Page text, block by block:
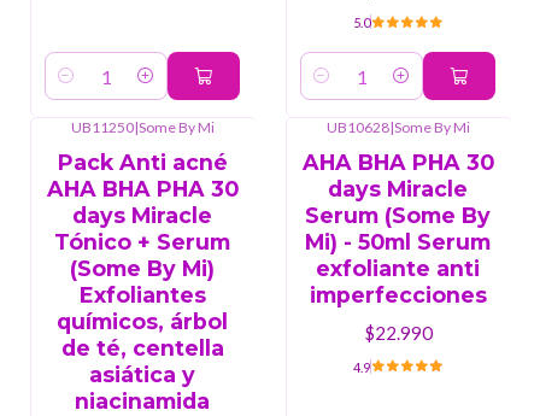
Cantidad
5.0
Cantidad
UB11250|Some By Mi
Pack Anti acné
AHA BHA PHA 30
days Miracle
Tónico + Serum
(Some By Mi)
Exfoliantes
químicos, árbol
de té, centella
asiática y
niacinamida
UB10628|Some By Mi
AHA BHA PHA 30
days Miracle
Serum (Some By
Mi) - 50ml Serum
exfoliante anti
imperfecciones
$22.990
4.9